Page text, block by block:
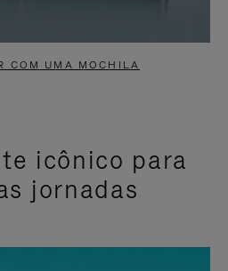
COM UMA MOCHILA
icônico para
jornadas